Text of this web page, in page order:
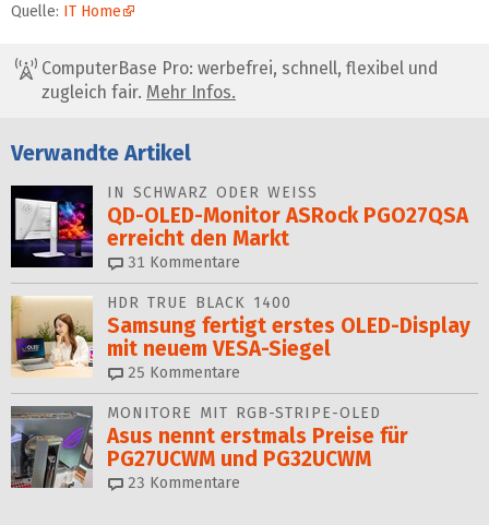
Quelle: IT Home
ComputerBase Pro: werbefrei, schnell, flexibel und
zugleich fair. Mehr Infos.
Verwandte Artikel
IN SCHWARZ ODER WEISS
QD-OLED-Monitor ASRock PGO27QSA
erreicht den Markt
31 Kommentare
HDR TRUE BLACK 1400
Samsung fertigt erstes OLED-Display
mit neuem VESA-Siegel
25 Kommentare
MONITORE MIT RGB-STRIPE-OLED
Asus nennt erstmals Preise für
PG27UCWM und PG32UCWM
23 Kommentare